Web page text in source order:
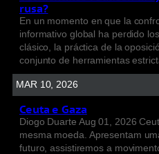
rusa?
En un momento en que la
informativo global ha perdido
clásico, la práctica de la
conjunto de herramientas
MAR 10, 2026
Ceuta e Gaza
Diogo Duarte Aug 01, 2026
mesma moeda. Apresentam
futuro, assistiremos a